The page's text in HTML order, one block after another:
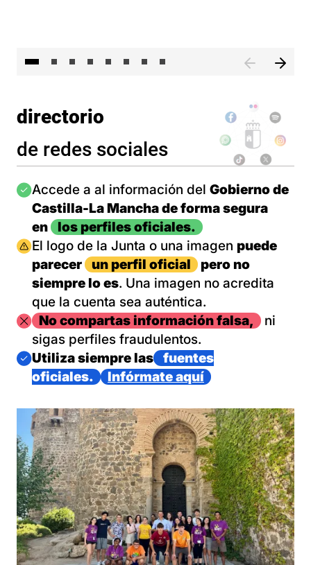
directorio
de redes sociales
Imagen
Accede a al información del Gobierno de
Castilla-La Mancha de forma segura
en
los perfiles oficiales.
Imagen
El logo de la Junta o una imagen puede
parecer
un perfil oficial
pero no
siempre lo es. Una imagen no acredita
que la cuenta sea auténtica.
ImagenNo compartas información falsa,
ni
sigas perfiles fraudulentos.
Imagen
Utiliza siempre las
fuentes
oficiales.
Infórmate aquí